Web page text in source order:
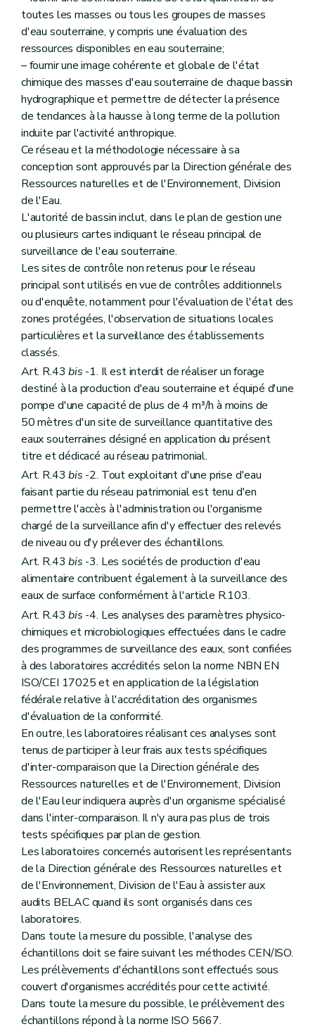
toutes les masses ou tous les groupes de masses
d'eau souterraine, y compris une évaluation des
ressources disponibles en eau souterraine;
– fournir une image cohérente et globale de l'état
chimique des masses d'eau souterraine de chaque bassin
hydrographique et permettre de détecter la présence
de tendances à la hausse à long terme de la pollution
induite par l'activité anthropique.
Ce réseau et la méthodologie nécessaire à sa
conception sont approuvés par la Direction générale des
Ressources naturelles et de l'Environnement, Division
de l'Eau.
L'autorité de bassin inclut, dans le plan de gestion une
ou plusieurs cartes indiquant le réseau principal de
surveillance de l'eau souterraine.
Les sites de contrôle non retenus pour le réseau
principal sont utilisés en vue de contrôles additionnels
ou d'enquête, notamment pour l'évaluation de l'état des
zones protégées, l'observation de situations locales
particulières et la surveillance des établissements
classés.
Art. R.43bis -1. Il est interdit de réaliser un forage
destiné à la production d'eau souterraine et équipé d'une
pompe d'une capacité de plus de 4 m³/h à moins de
50 mètres d'un site de surveillance quantitative des
eaux souterraines désigné en application du présent
titre et dédicacé au réseau patrimonial.
Art. R.43bis -2. Tout exploitant d'une prise d'eau
faisant partie du réseau patrimonial est tenu d'en
permettre l'accès à l'administration ou l'organisme
chargé de la surveillance afin d'y effectuer des relevés
de niveau ou d'y prélever des échantillons.
Art. R.43bis -3. Les sociétés de production d'eau
alimentaire contribuent également à la surveillance des
eaux de surface conformément à l'article R.103.
Art. R.43bis -4. Les analyses des paramètres physico-
chimiques et microbiologiques effectuées dans le cadre
des programmes de surveillance des eaux, sont confiées
à des laboratoires accrédités selon la norme NBN EN
ISO/CEI 17025 et en application de la législation
fédérale relative à l'accréditation des organismes
d'évaluation de la conformité.
En outre, les laboratoires réalisant ces analyses sont
tenus de participer à leur frais aux tests spécifiques
d'inter-comparaison que la Direction générale des
Ressources naturelles et de l'Environnement, Division
de l'Eau leur indiquera auprès d'un organisme spécialisé
dans l'inter-comparaison. Il n'y aura pas plus de trois
tests spécifiques par plan de gestion.
Les laboratoires concernés autorisent les représentants
de la Direction générale des Ressources naturelles et
de l'Environnement, Division de l'Eau à assister aux
audits BELAC quand ils sont organisés dans ces
laboratoires.
Dans toute la mesure du possible, l'analyse des
échantillons doit se faire suivant les méthodes CEN/ISO.
Les prélèvements d'échantillons sont effectués sous
couvert d'organismes accrédités pour cette activité.
Dans toute la mesure du possible, le prélèvement des
échantillons répond à la norme ISO 5667.